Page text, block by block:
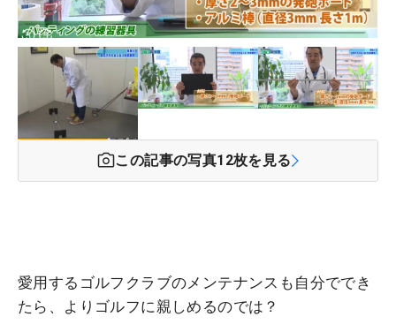
この記事の写真12枚を見る
愛用するゴルフクラブのメンテナンスも自分ででき
たら、よりゴルフに親しめるのでは？